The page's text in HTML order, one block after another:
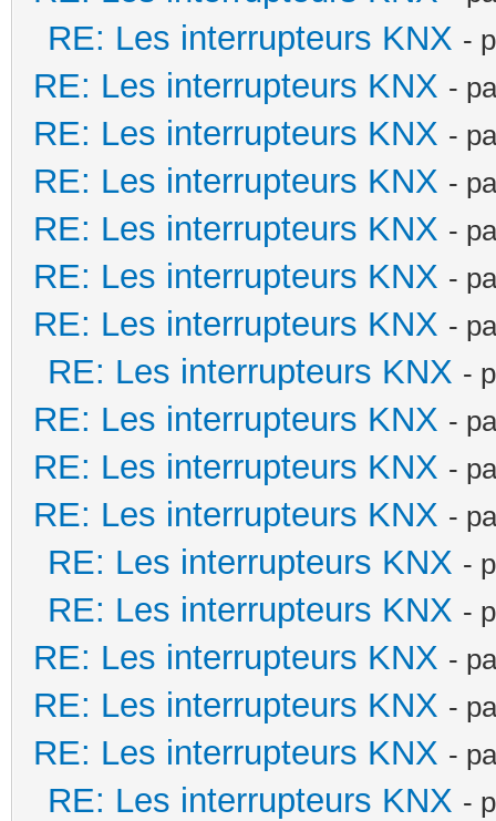
RE: Les interrupteurs KNX -
RE: Les interrupteurs KNX -
RE: Les interrupteurs KNX -
RE: Les interrupteurs KNX -
RE: Les interrupteurs KNX -
RE: Les interrupteurs KNX -
RE: Les interrupteurs KNX -
RE: Les interrupteurs KNX -
RE: Les interrupteurs KNX -
RE: Les interrupteurs KNX -
RE: Les interrupteurs KNX -
RE: Les interrupteurs KNX -
RE: Les interrupteurs KNX -
RE: Les interrupteurs KNX -
RE: Les interrupteurs KNX -
RE: Les interrupteurs KNX -
RE: Les interrupteurs KNX -